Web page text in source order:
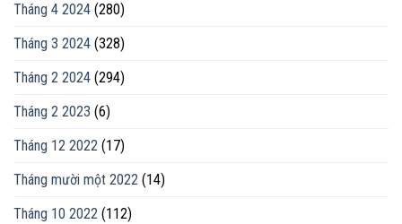
Tháng 4 2024 (280)
Tháng 3 2024 (328)
Tháng 2 2024 (294)
Tháng 2 2023 (6)
Tháng 12 2022 (17)
Tháng mười một 2022 (14)
Tháng 10 2022 (112)